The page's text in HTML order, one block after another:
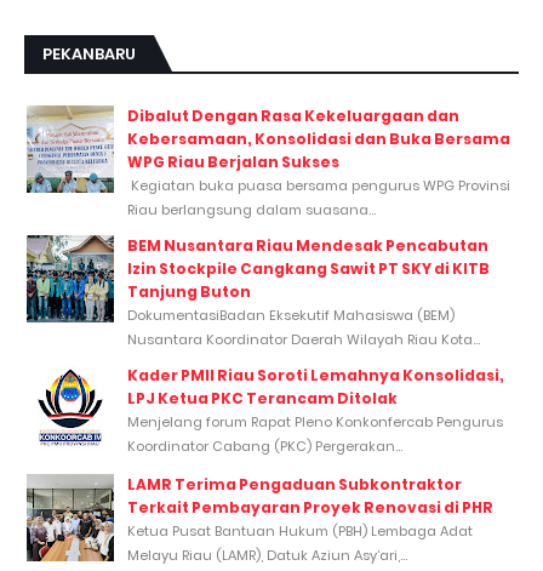
PEKANBARU
Dibalut Dengan Rasa Kekeluargaan dan
Kebersamaan, Konsolidasi dan Buka Bersama
WPG Riau Berjalan Sukses
Kegiatan buka puasa bersama pengurus WPG Provinsi
Riau berlangsung dalam suasana...
BEM Nusantara Riau Mendesak Pencabutan
Izin Stockpile Cangkang Sawit PT SKY di KITB
Tanjung Buton
DokumentasiBadan Eksekutif Mahasiswa (BEM)
Nusantara Koordinator Daerah Wilayah Riau Kota...
Kader PMII Riau Soroti Lemahnya Konsolidasi,
LPJ Ketua PKC Terancam Ditolak
Menjelang forum Rapat Pleno Konkonfercab Pengurus
Koordinator Cabang (PKC) Pergerakan...
LAMR Terima Pengaduan Subkontraktor
Terkait Pembayaran Proyek Renovasi di PHR
Ketua Pusat Bantuan Hukum (PBH) Lembaga Adat
Melayu Riau (LAMR), Datuk Aziun Asy’ari,...